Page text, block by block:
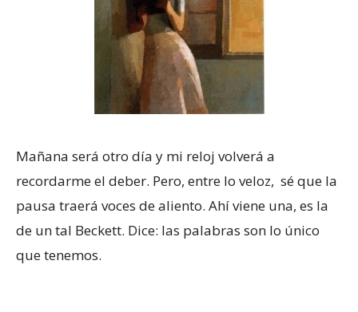
Mañana será otro día y mi reloj volverá a
recordarme el deber. Pero, entre lo veloz, sé que la
pausa traerá voces de aliento. Ahí viene una, es la
de un tal Beckett. Dice: las palabras son lo único
que tenemos.